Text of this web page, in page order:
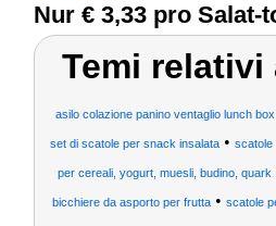
Nur € 3,33 pro Salat-
Temi
asilo colazione panino ventaglio lunch
set di scatole per snack insalata • scatole
per cereali, yogurt, muesli, budino, quark
bicchiere da asporto per frutta • scatole